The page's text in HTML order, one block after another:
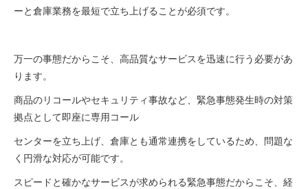
ーと倉庫業務を最短で立ち上げることが必須です。
万一の事態だからこそ、高品質なサービスを迅速に行う必要があ
ります。
商品のリコールやセキュリティ事故など、緊急事態発生時の対策
拠点として即座に専用コール
センターを立ち上げ、倉庫とも通常連携をしているため、問題な
く円滑な対応が可能です。
スピードと確かなサービスが求められる緊急事態だからこそ、経